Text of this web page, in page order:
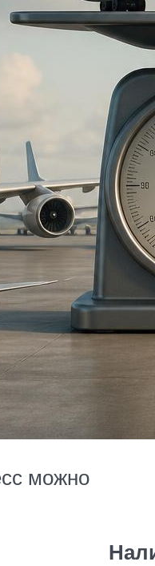
можно